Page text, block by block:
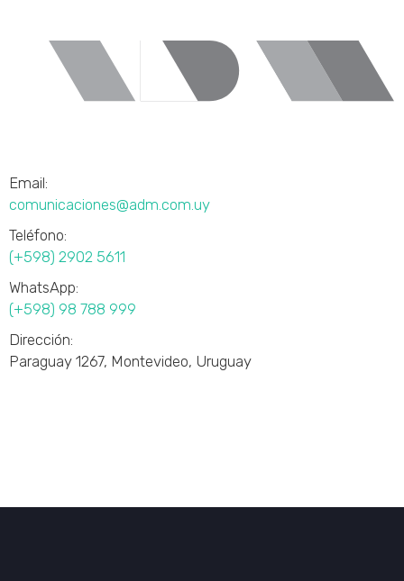
Email:
comunicaciones@adm.com.uy
Teléfono:
(+598) 2902 5611
WhatsApp:
(+598) 98 788 999
Dirección:
Paraguay 1267, Montevideo, Uruguay